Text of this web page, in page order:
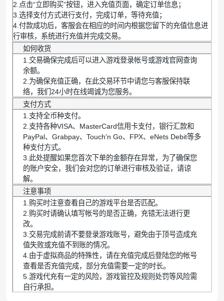
2.点击“立即购买”按钮，进入充值页面，确定订单信息；
3.选择支付方式进行支付，完成订单，等待充值；
4.付款成功后，客服会在相应的时间内根据您留下的充值信息进
行审核，系统进行充值并完成交易。
如何收货
1.交易确保完成后可以进入游戏登录帐号或游戏官网查询
余额。
2.为确保充值正确，在此交易环节中请您与客服保持联
络，我们24小时在线竭诚为您服务。
支付方式
1.支持全币种支付。
2.支持各种VISA、MasterCard信用卡支付，银行汇款和
PayPal、Grabpay、Touch'n Go、FPX、eNets Debit等多
种支付方式。
3.此处提醒如果您首次下单的金额存在异常，为了确保您
的账户安全，我们会对您的订单进行审核及验证，请谅
解。
注意事项
1.购买时注意查看自己的游戏平台是否匹配。
2.购买时请确认填写帐号的是否正确，充错无法进行更
改。
3.交易完成前请不要登录游戏账号，避免由于顶号造成充
值失败或充值不到账的情况。
4.由于虚拟商品的特殊性，请在充值完成后登陆您的帐号
查看是否充值完成，部分充值需要一定的时长。
5.游戏代充有一定的风险，游戏管控及规则处罚等风险需
自行承担。